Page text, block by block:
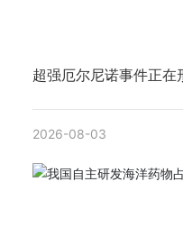
超强厄尔尼诺事件正
2026-08-03